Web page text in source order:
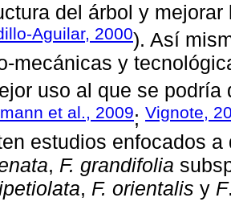
del árbol y
Aguilar, 2000). Así
mecánicas y
uso al que se podría
et al., 2009; Vignote,
estudios enfocados
, F. grandifolia
, F. orientalis y F